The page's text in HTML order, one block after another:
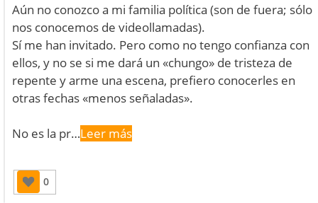
Aún no conozco a mi familia política (son de fuera; sólo
nos conocemos de videollamadas).
Sí me han invitado. Pero como no tengo confianza con
ellos, y no se si me dará un «chungo» de tristeza de
repente y arme una escena, prefiero conocerles en
otras fechas «menos señaladas».
No es la pr…Leer más
0